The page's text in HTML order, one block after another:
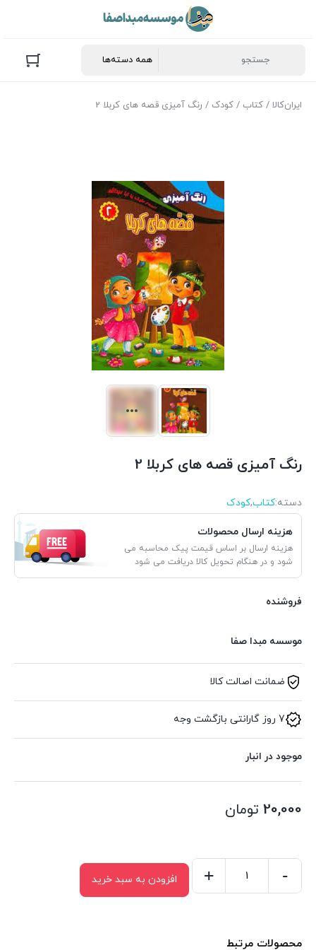
ایران‌کالا / کتاب / کودک / رنگ آمیزی قصه های کربلا 2
رنگ آمیزی قصه های کربلا 2
دسته:کتاب,کودک
هزینه ارسال محصولات
هزینه ارسال بر اساس قیمت پیک محاسبه می
شود و در هنگام تحویل کالا دریافت می شود
فروشنده
موسسه مبدا صفا
ضمانت اصالت کالا
7 روز گارانتی بازگشت وجه
موجود در انبار
20,000 تومان
های
-
+ افزودن به سبد خرید
محصولات مرتبط